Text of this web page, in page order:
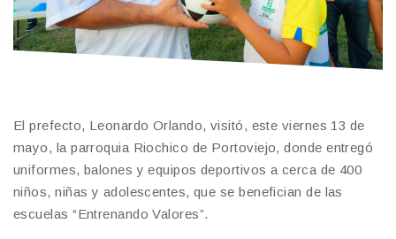
El prefecto, Leonardo Orlando, visitó, este viernes 13 de
mayo, la parroquia Riochico de Portoviejo, donde entregó
uniformes, balones y equipos deportivos a cerca de 400
niños, niñas y adolescentes, que se benefician de las
escuelas “Entrenando Valores”.